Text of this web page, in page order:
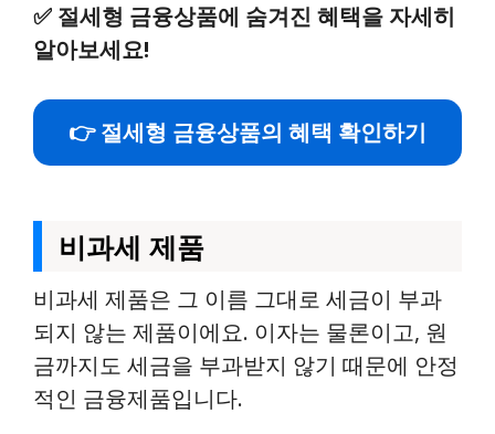
✅ 절세형 금융상품에 숨겨진 혜택을 자세히
알아보세요!
👉 절세형 금융상품의 혜택 확인하기
비과세 제품
비과세 제품은 그 이름 그대로 세금이 부과
되지 않는 제품이에요. 이자는 물론이고, 원
금까지도 세금을 부과받지 않기 때문에 안정
적인 금융제품입니다.